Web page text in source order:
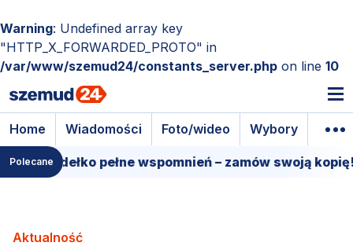
Warning: Undefined array key
"HTTP_X_FORWARDED_PROTO" in
/var/www/szemud24/constants_server.php on line 10
Home Wiadomości Foto/wideo Wybory
Polecane
pudełko pełne wspomnień – zamów swoją kopię!
Aktualność